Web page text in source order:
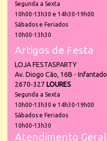
Segunda a Sexta
10h00-13h30 e 14h30-19h00
Sábados e Feriados
10h00-13h30
Artigos de Festa
LOJA FESTASPARTY
Av. Diogo Cão, 16B - Infantado
2670-327 LOURES
Segunda a Sexta
10h00-13h30 e 14h30-19h00
Sábados e Feriados
10h00-13h30
Atendimento Geral